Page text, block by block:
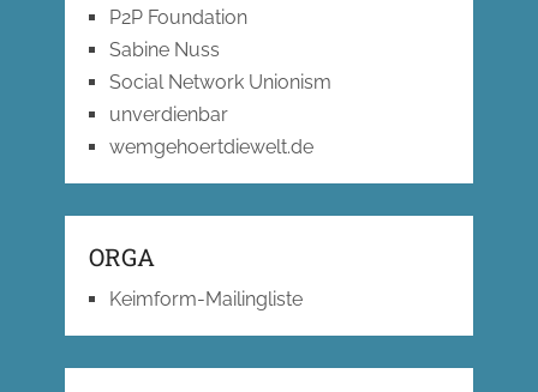
P2P Foundation
Sabine Nuss
Social Network Unionism
unverdienbar
wemgehoertdiewelt.de
ORGA
Keimform-Mailingliste